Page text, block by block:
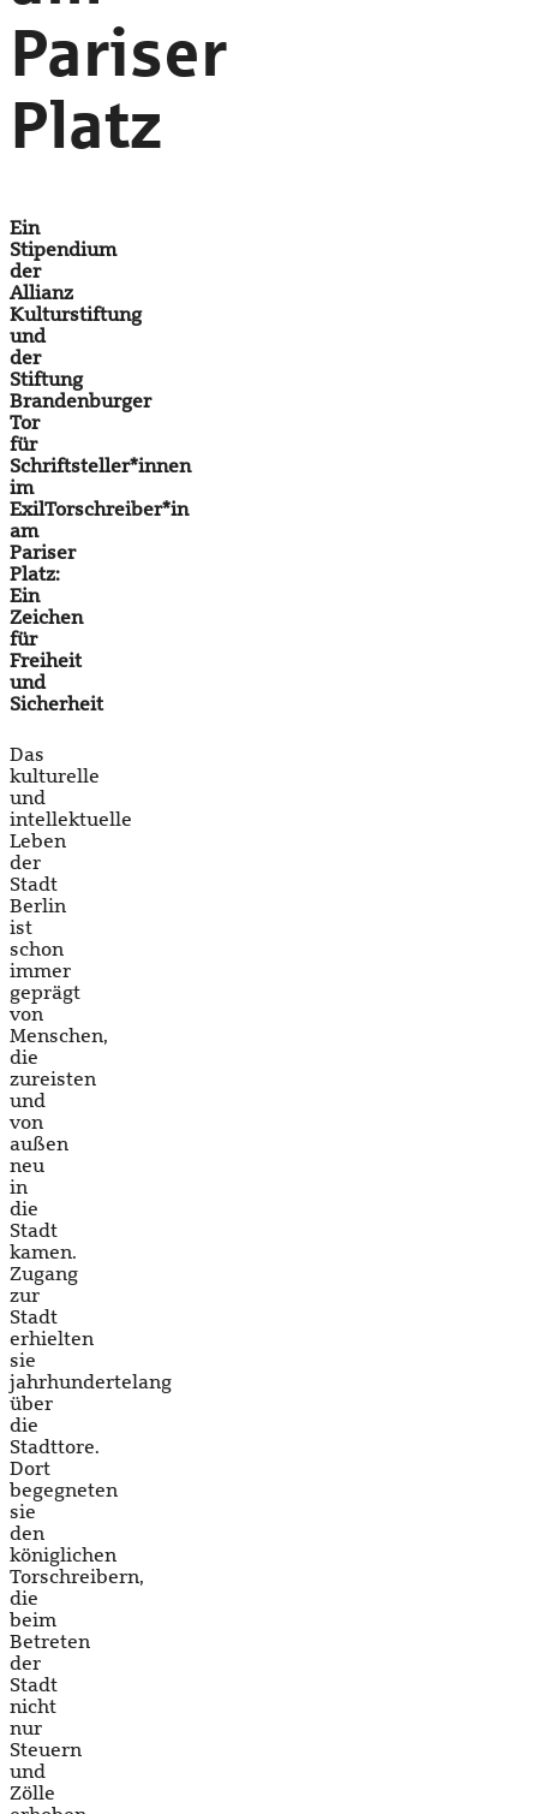
Pariser
Platz
Ein
Stipendium
der
Allianz
Kulturstiftung
und
der
Stiftung
Brandenburger
Tor
für
Schriftsteller*innen
im
ExilTorschreiber*in
am
Pariser
Platz:
Ein
Zeichen
für
Freiheit
und
Sicherheit
Das
kulturelle
und
intellektuelle
Leben
der
Stadt
Berlin
ist
schon
immer
geprägt
von
Menschen,
die
zureisten
und
von
außen
neu
in
die
Stadt
kamen.
Zugang
zur
Stadt
erhielten
sie
jahrhundertelang
über
die
Stadttore.
Dort
begegneten
sie
den
königlichen
Torschreibern,
die
beim
Betreten
der
Stadt
nicht
nur
Steuern
und
Zölle